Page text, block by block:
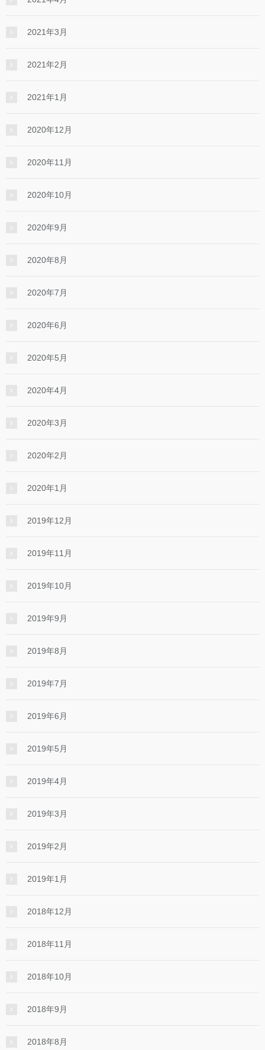
2021年3月
2021年2月
2021年1月
2020年12月
2020年11月
2020年10月
2020年9月
2020年8月
2020年7月
2020年6月
2020年5月
2020年4月
2020年3月
2020年2月
2020年1月
2019年12月
2019年11月
2019年10月
2019年9月
2019年8月
2019年7月
2019年6月
2019年5月
2019年4月
2019年3月
2019年2月
2019年1月
2018年12月
2018年11月
2018年10月
2018年9月
2018年8月